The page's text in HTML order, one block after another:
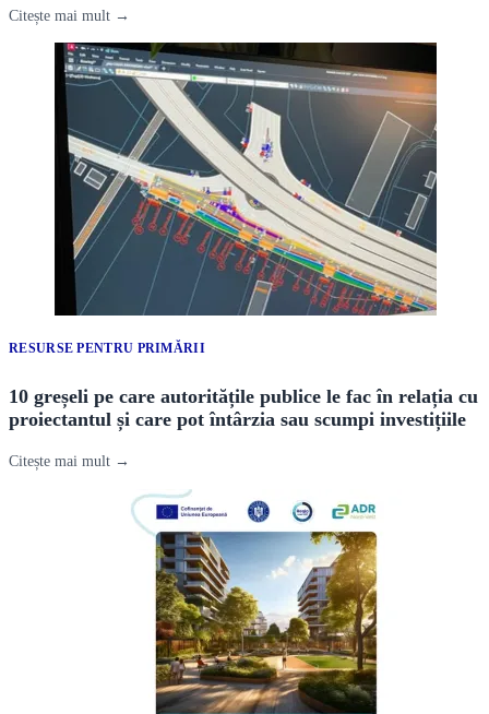
Citește mai mult →
RESURSE PENTRU PRIMĂRII
10 greșeli pe care autoritățile publice le fac în relația cu
proiectantul și care pot întârzia sau scumpi investițiile
Citește mai mult →